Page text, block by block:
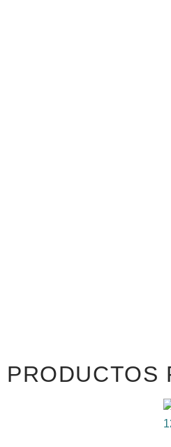
PRODUCTOS